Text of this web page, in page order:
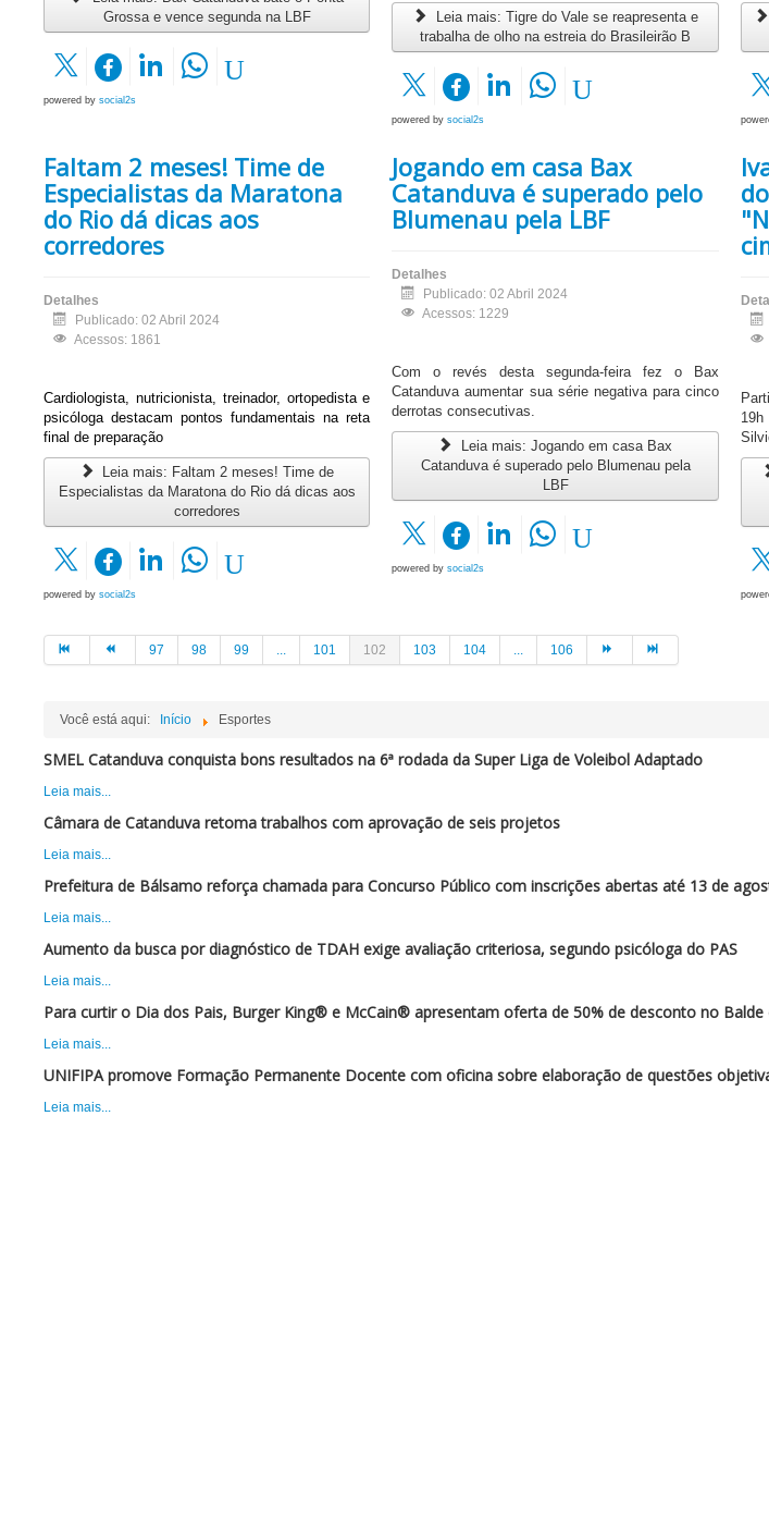
Grossa e vence segunda na LBF
powered by social2s
Leia mais: Tigre do Vale se reapresenta e
trabalha de olho na estreia do Brasileirão B
powered bysocial2s
Faltam 2 meses! Time de
Especialistas da Maratona
do Rio dá dicas aos
corredores
Detalhes
Publicado: 02 Abril 2024
Acessos: 1861
Cardiologista, nutricionista, treinador, ortopedista e
psicóloga destacam pontos fundamentaisna reta
final de preparação
Leia mais: Faltam 2 meses! Time de
Especialistas da Maratona do Rio dá dicas aos
corredores
powered by social2s
Jogando em casa Bax
Catanduva é superado pelo
Blumenau pela LBF
Detalhes
Publicado: 02 Abril 2024
Acessos: 1229
Com o revés desta segunda-feira fez o Bax
Catanduva aumentar sua série negativa para cinco
derrotas consecutivas.
Leia mais: Jogando em casa Bax
Catanduva é superado pelo Blumenau pela
LBF
powered bysocial2s
97 98 99 ... 101 102 103 104 ... 106
Você está aqui: Início Esportes
SMEL Catanduva conquista bons resultados na 6ª rodada da Super Liga de Voleibol Adaptado
Leia mais...
Câmara de Catanduva retoma trabalhos com aprovação de seis projetos
Leia mais...
Prefeitura de Bálsamo reforça chamada para Concurso Público com inscrições abertas até 13 de
Leia mais...
Aumento da busca por diagnóstico de TDAH exige avaliação criteriosa, segundo psicóloga do PAS
Leia mais...
Para curtir o Dia dos Pais, Burger King® e McCain® apresentam oferta de 50% de desconto no
Leia mais...
UNIFIPA promove Formação Permanente Docente com oficina sobre elaboração de questões
Leia mais...